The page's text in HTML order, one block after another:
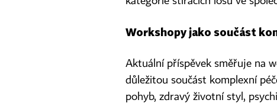
Workshopy jako součást
Aktuální příspěvek směřuje na
důležitou součást komplexní
pohyb, zdravý životní styl,